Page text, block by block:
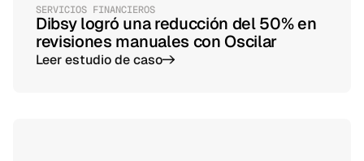
SERVICIOS FINANCIEROS
Dibsy logró una reducción del 50% en
revisiones manuales con Oscilar
Leer estudio de caso->